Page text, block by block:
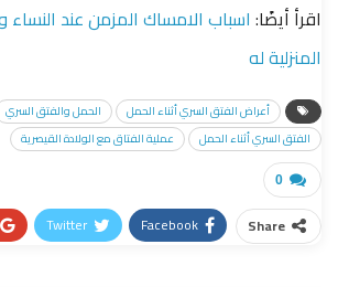
اقرأ أيضًا: اسباب الامساك المزمن عند
المنزلية له
أعراض الفتق السري أثناء الحمل
الحمل والفتق السري
الفتق السري أثناء الحمل
عملية الفتاق مع الولادة القيصرية
0
Share
Facebook
Twitter